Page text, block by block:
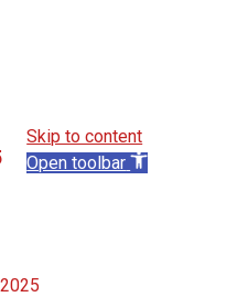
Skip to content
Open toolbar